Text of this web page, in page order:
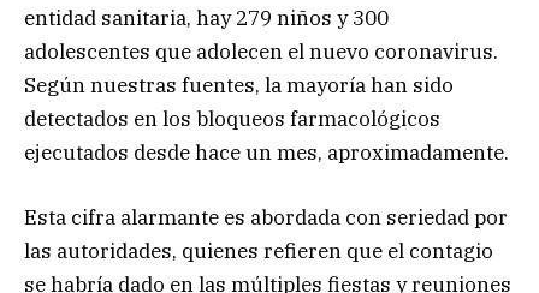
entidad sanitaria, hay 279 niños y 300
adolescentes que adolecen el nuevo coronavirus.
Según nuestras fuentes, la mayoría han sido
detectados en los bloqueos farmacológicos
ejecutados desde hace un mes, aproximadamente.
Esta cifra alarmante es abordada con seriedad por
las autoridades, quienes refieren que el contagio
se habría dado en las múltiples fiestas y reuniones